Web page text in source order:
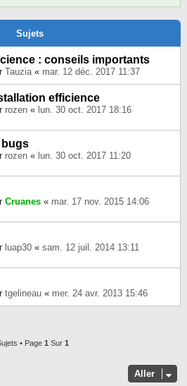
Sujets
: conseils importants
Tauzia« mar. 12 déc. 2017 11:37
efficience
rozen « lun. 30 oct. 2017 18:16
bugs
rozen « lun. 30 oct. 2017 11:20
Cruanes « mar. 17 nov. 2015 14:06
luap30 « sam. 12 juil. 2014 13:11
tgelineau « mer. 24 avr. 2013 15:46
• Page 1 Sur 1
Aller